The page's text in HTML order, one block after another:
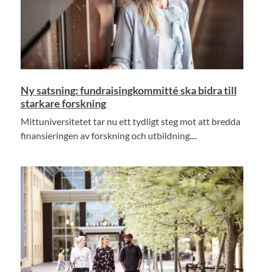
Ny satsning: fundraisingkommitté ska bidra till
starkare forskning
Mittuniversitetet tar nu ett tydligt steg mot att bredda
finansieringen av forskning och utbildning....